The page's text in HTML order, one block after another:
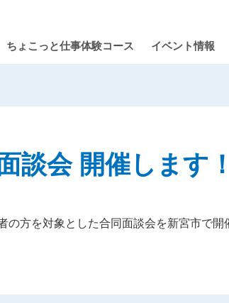
ちょこっと仕事体験コース イベント情報
談会 開催します！
方を対象とした合同面談会を新宮市で開